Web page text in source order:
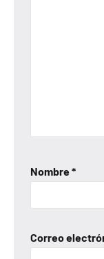
Nombre*
Correo